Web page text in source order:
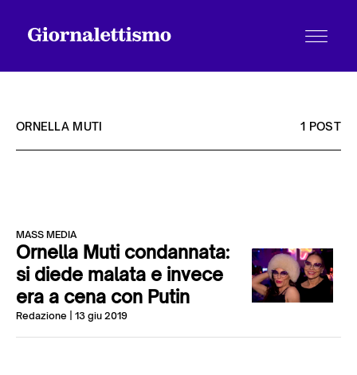
Chi siamo
Contatti
ORNELLA MUTI 1 POST
MASS MEDIA
Ornella Muti condannata:
si diede malata e invece
era a cena con Putin
Redazione | 13 giu 2019